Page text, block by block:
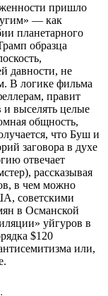
пришло
— как
планетарного
образца
давности, не
В логике фильма
правит
и выселять целые
общность,
что Буш и
заговора в духе
отвечает
рассказывая
в чем можно
советскими
в Османской
уйгуров в
$120
или,